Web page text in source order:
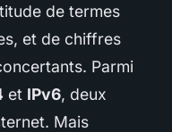
de termes
et de chiffres
Parmi
et IPv6, deux
Mais